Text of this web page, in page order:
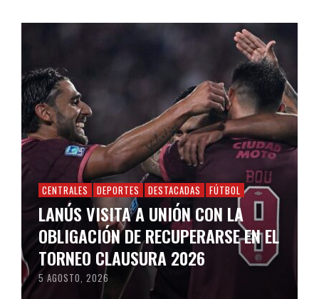
CENTRALES DEPORTES DESTACADAS FÚTBOL
LANÚS VISITA A UNIÓN CON LA
OBLIGACIÓN DE RECUPERARSE EN EL
TORNEO CLAUSURA 2026
5 AGOSTO, 2026